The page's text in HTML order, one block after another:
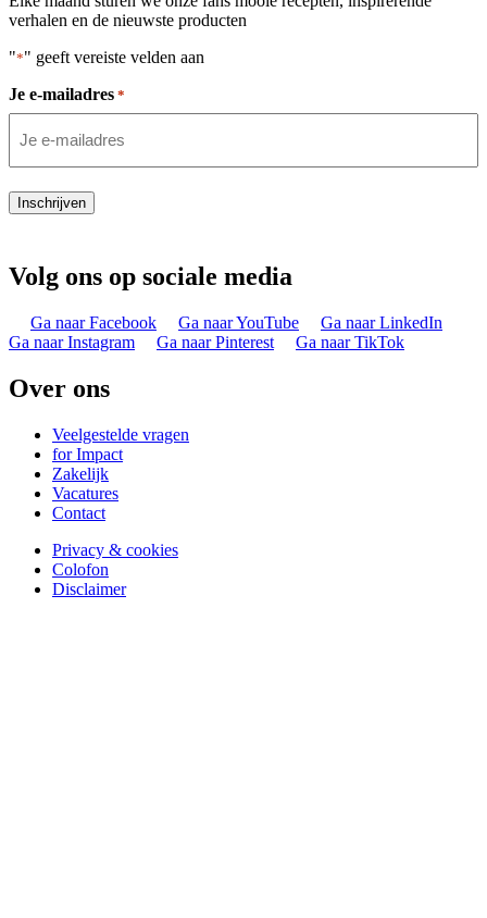
verhalen en de nieuwste producten
"*" geeft vereiste velden aan
Je e-mailadres *
Inschrijven
Volg ons op sociale media
Ga naar Facebook Ga naar YouTube
Ga naar LinkedIn
Ga naar Instagram
Ga naar Pinterest Ga naar TikTok
Over ons
Veelgestelde vragen
for Impact
Zakelijk
Vacatures
Contact
Privacy & cookies
Colofon
Disclaimer